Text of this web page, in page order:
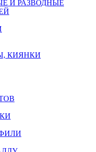
И РАЗВОДНЫЕ
КИЯНКИ